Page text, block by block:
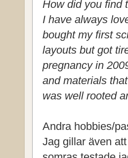
How did you find
I have always
bought my first
layouts but got
pregnancy in
and materials
was well rooted
Andra hobbies/
Jag gillar även